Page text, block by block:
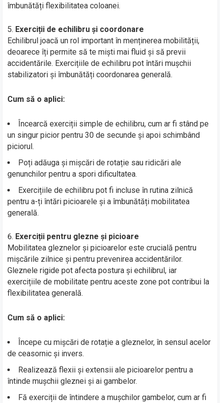
îmbunătăți flexibilitatea coloanei.
Exerciții de echilibru și coordonare
Echilibrul joacă un rol important în menținerea mobilității,
deoarece îți permite să te miști mai fluid și să previi
accidentările. Exercițiile de echilibru pot întări mușchii
stabilizatori și îmbunătăți coordonarea generală.
Cum să o aplici:
Încearcă exerciții simple de echilibru, cum ar fi stând pe
un singur picior pentru 30 de secunde și apoi schimbând
piciorul.
Poți adăuga și mișcări de rotație sau ridicări ale
genunchilor pentru a spori dificultatea.
Exercițiile de echilibru pot fi incluse în rutina zilnică
pentru a-ți întări picioarele și a îmbunătăți mobilitatea
generală.
Exerciții pentru glezne și picioare
Mobilitatea gleznelor și picioarelor este crucială pentru
mișcările zilnice și pentru prevenirea accidentărilor.
Gleznele rigide pot afecta postura și echilibrul, iar
exercițiile de mobilitate pentru aceste zone pot contribui la
flexibilitatea generală.
Cum să o aplici:
Începe cu mișcări de rotație a gleznelor, în sensul acelor
de ceasornic și invers.
Realizează flexii și extensii ale picioarelor pentru a
întinde mușchii gleznei și ai gambelor.
Fă exerciții de întindere a mușchilor gambelor, cum ar fi